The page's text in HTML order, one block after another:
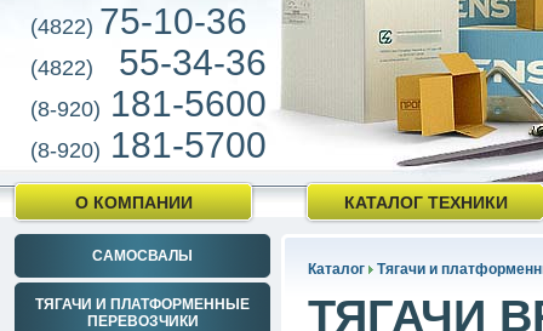
(4822) 75-10-36
(4822) 55-34-36
(8-920) 181-5600
(8-920) 181-5700
О КОМПАНИИ КАТАЛОГ ТЕХНИКИ
САМОСВАЛЫ
ТЯГАЧИ И ПЛАТФОРМЕННЫЕ
ПЕРЕВОЗЧИКИ
Каталог Тягачи и
ТЯГАЧИ